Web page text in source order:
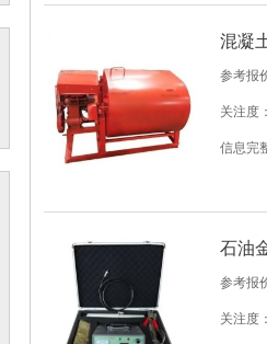
混凝
参考报
关注度
信息完
石油
参考报
关注度